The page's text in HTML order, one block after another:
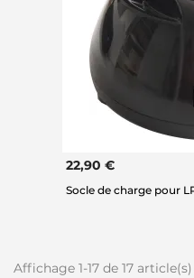
22,90 €
Socle de charge pour
Affichage 1-17 de 17 article(s)